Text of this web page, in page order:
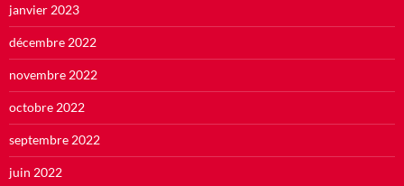
janvier 2023
décembre 2022
novembre 2022
octobre 2022
septembre 2022
juin 2022